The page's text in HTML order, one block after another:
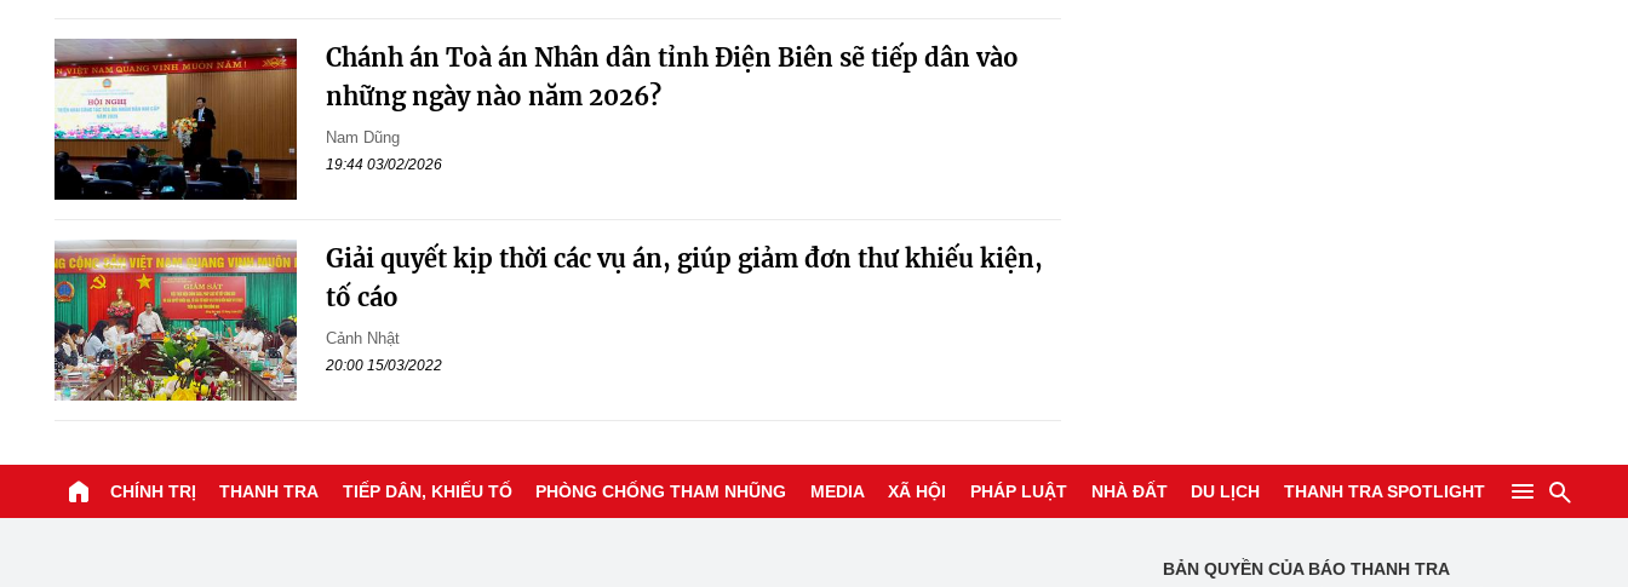
Chánh án Toà án Nhân dân tỉnh Điện Biên sẽ tiếp dân vào
những ngày nào năm 2026?
Nam Dũng
19:44 03/02/2026
Giải quyết kịp thời các vụ án, giúp giảm đơn thư khiếu kiện,
tố cáo
Cảnh Nhật
20:00 15/03/2022
CHÍNH TRỊ THANH TRA TIẾP DÂN, KHIẾU TỐ PHÒNG CHỐNG THAM NHŨNG MEDIA XÃ HỘI PHÁP LUẬT NHÀ ĐẤT DU LỊCH THANH TRA SPOTLIGHT
BẢN QUYỀN CỦA BÁO THANH TRA